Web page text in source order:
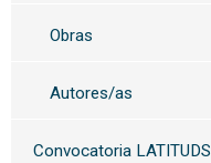
Obras
Autores/as
Convocatoria LATITUDS